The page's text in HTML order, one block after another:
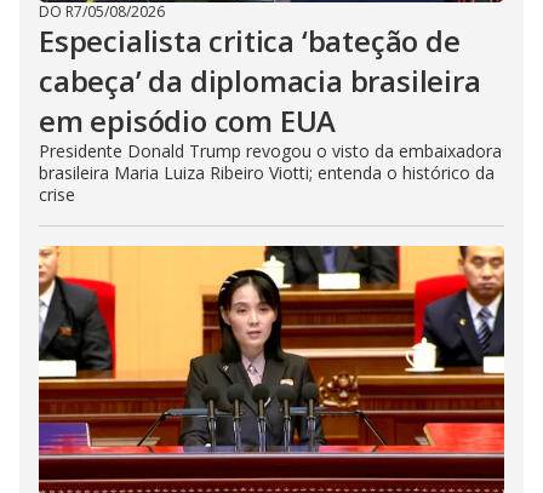
DO R7/05/08/2026
Especialista critica ‘bateção de
cabeça’ da diplomacia brasileira
em episódio com EUA
Presidente Donald Trump revogou o visto da embaixadora
brasileira Maria Luiza Ribeiro Viotti; entenda o histórico da
crise